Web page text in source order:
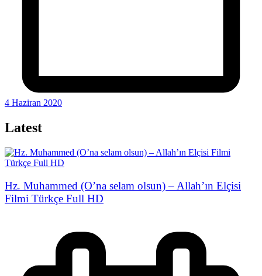
4 Haziran 2020
Latest
Hz. Muhammed (O’na selam olsun) – Allah’ın Elçisi
Filmi Türkçe Full HD